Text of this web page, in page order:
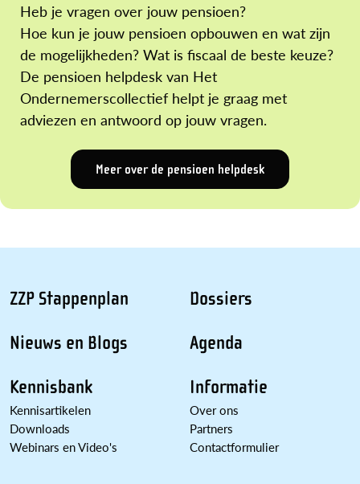
Heb je vragen over jouw pensioen?
Hoe kun je jouw pensioen opbouwen en wat zijn
de mogelijkheden? Wat is fiscaal de beste keuze?
De pensioen helpdesk van Het
Ondernemerscollectief helpt je graag met
adviezen en antwoord op jouw vragen.
Meer over de pensioen helpdesk
ZZP Stappenplan
Nieuws en Blogs
Kennisbank
Kennisartikelen
Downloads
Webinars en Video's
Dossiers
Agenda
Informatie
Over ons
Partners
Contactformulier